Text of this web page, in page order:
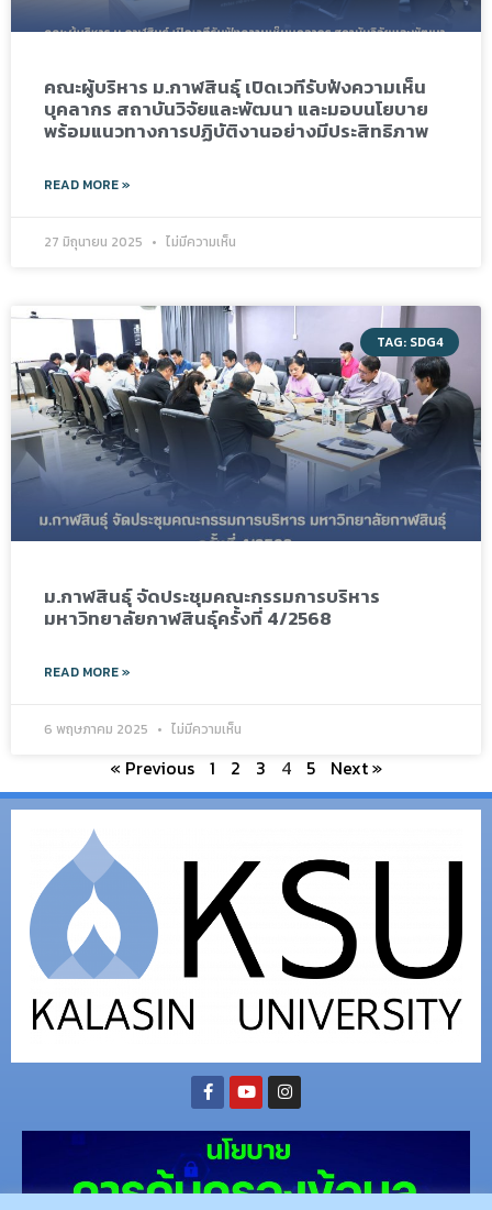
คณะผู้บริหาร ม.กาฬสินธุ์ เปิดเวทีรับฟังความเห็น
บุคลากร สถาบันวิจัยและพัฒนา และมอบนโยบาย
พร้อมแนวทางการปฏิบัติงานอย่างมีประสิทธิภาพ
READ MORE »
27 มิถุนายน 2025 ไม่มีความเห็น
TAG: SDG4
ม.กาฬสินธุ์ จัดประชุมคณะกรรมการบริหาร
มหาวิทยาลัยกาฬสินธุ์ครั้งที่ 4/2568
READ MORE »
6 พฤษภาคม 2025 ไม่มีความเห็น
« Previous 1 2 3 4 5 Next »